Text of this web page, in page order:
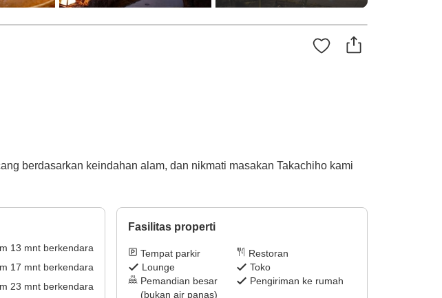
berdasarkan keindahan alam, dan nikmati masakan Takachiho kami
13 mnt berkendara
17 mnt berkendara
23 mnt berkendara
Fasilitas properti
Tempat parkir
Restoran
Lounge
Toko
Pemandian besar
(bukan air panas)
Pengiriman ke rumah